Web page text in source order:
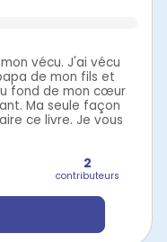
vécu. J'ai vécu
de mon fils et
fond de mon cœur
Ma seule façon
ce livre. Je vous
2
contributeurs